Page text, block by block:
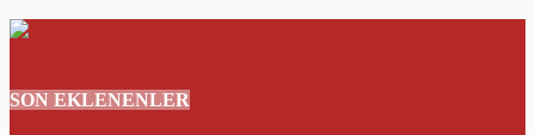
SON EKLENENLER